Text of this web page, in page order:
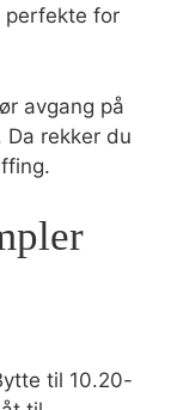
perfekte for
avgang på
rekker du
til 10.20-